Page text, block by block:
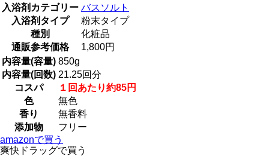
入浴剤カテゴリー バスソルト
入浴剤タイプ
粉末タイプ
種別
化粧品
通販参考価格
1,800円
内容量(容量) 850g
内容量(回数) 21.25回分
コスパ
１回あたり約85円
色
無色
香り
無香料
添加物
フリー
amazonで買う
爽快ドラッグで買う